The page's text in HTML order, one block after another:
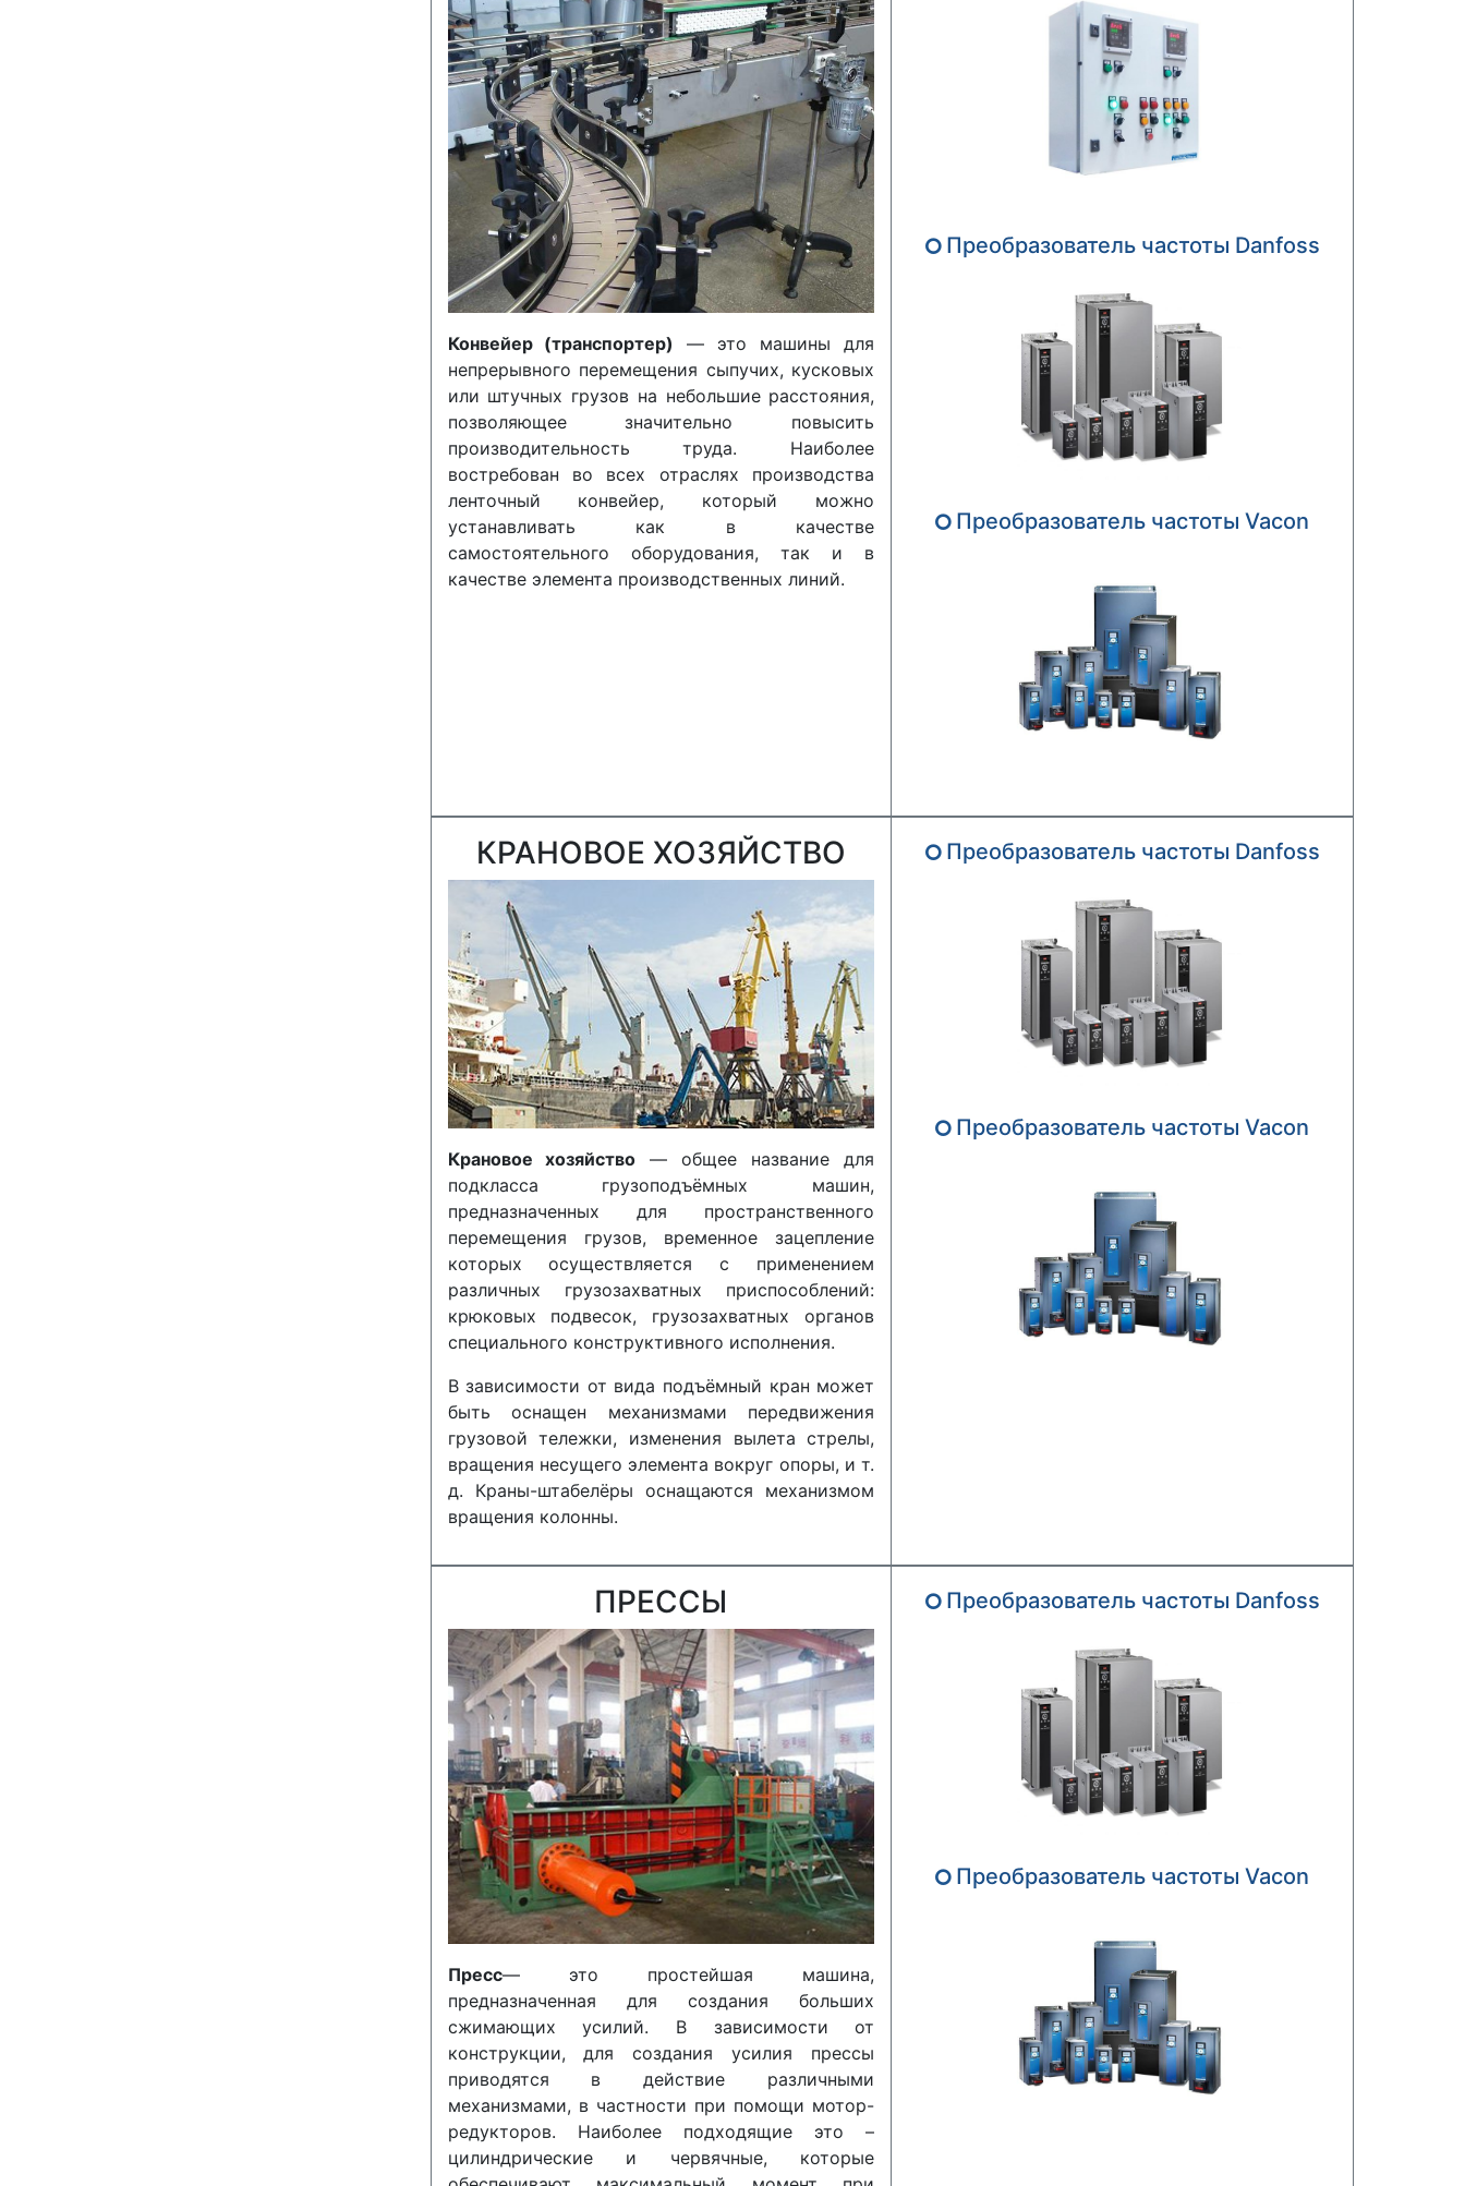
Конвейер (транспортер)
— это машины для
непрерывного перемещения сыпучих, кусковых
или штучных грузов на небольшие расстояния,
позволяющее значительно повысить
производительность труда. Наиболее
востребован во всех отраслях производства
ленточный конвейер, который можно
устанавливать как в качестве
самостоятельного оборудования, так и в
качестве элемента производственных линий.
Преобразователь частоты Danfoss
Преобразователь частоты Vacon
КРАНОВОЕ ХОЗЯЙСТВО
Крановое хозяйство — общее название для
подкласса грузоподъёмных машин,
предназначенных для пространственного
перемещения грузов, временное зацепление
которых осуществляется с применением
различных грузозахватных приспособлений:
крюковых подвесок, грузозахватных органов
специального конструктивного исполнения.
В зависимости от вида подъёмный кран может
быть оснащен механизмами передвижения
грузовой тележки, изменения вылета стрелы,
вращения несущего элемента вокруг опоры, и т.
д. Краны-штабелёры оснащаются механизмом
вращения колонны.
Преобразователь частоты Danfoss
Преобразователь частоты Vacon
ПРЕССЫ
Пресс— это простейшая машина,
предназначенная для создания больших
сжимающих усилий. В зависимости от
конструкции, для создания усилия прессы
приводятся в действие различными
механизмами, в частности при помощи мотор-
редукторов. Наиболее подходящие это –
цилиндрические и червячные, которые
Преобразователь частоты Danfoss
Преобразователь частоты Vacon